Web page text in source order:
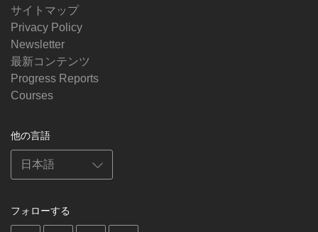
サイトマップ
Privacy Policy
Newsletter
最新コンテンツ
Progress Reports
Courses
他の言語
フォローする